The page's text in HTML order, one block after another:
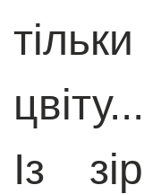
цвіту...
Із